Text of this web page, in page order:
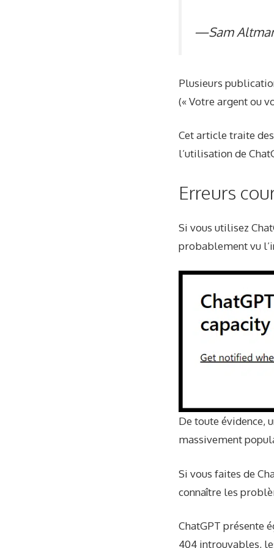
—Sam
Plusieurs
(« Votre argent ou
Cet article traite
l’utilisation de
Erreurs
Si vous utilisez
probablement vu
De toute évidence,
massivement
Si vous faites de
connaître les
ChatGPT présente
404 introuvables,